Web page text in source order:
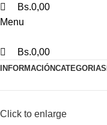
Bs.0,00
Menu
Bs.0,00
INFORMACIÓNCATEGORIAS
Click to enlarge